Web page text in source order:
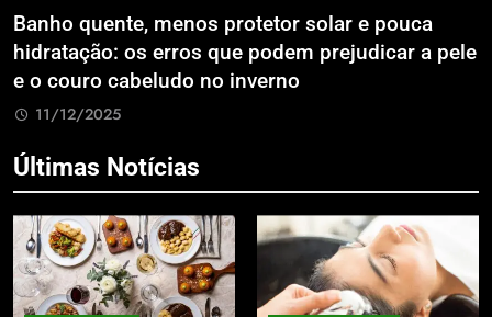
Banho quente, menos protetor solar e pouca
hidratação: os erros que podem prejudicar a pele
e o couro cabeludo no inverno
11/12/2025
Últimas Notícias